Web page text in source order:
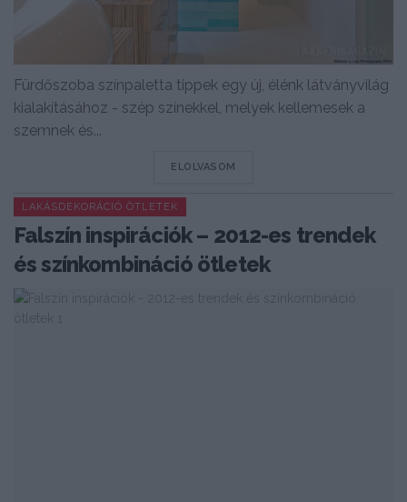
Fürdőszoba színpaletta tippek egy új, élénk látványvilág
kialakításához - szép színekkel, melyek kellemesek a
szemnek és...
ELOLVASOM
LAKÁSDEKORÁCIÓ ÖTLETEK
Falszín inspirációk – 2012-es trendek
és színkombináció ötletek